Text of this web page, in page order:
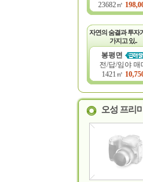
23682㎡
자연의 숨결과 투자
가지고 있..
봉평면
전/답/임야 매
1421㎡
오성 프리